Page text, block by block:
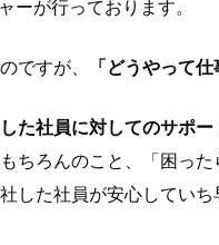
ーが行っております。
ですが、 「どうやって
た社員に対してのサポー
ちろんのこと、「困っ
した社員が安心してい